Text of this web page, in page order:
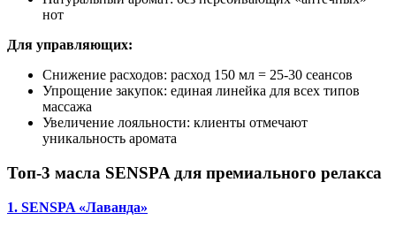
нот
Для управляющих:
Снижение расходов: расход 150 мл = 25-30 сеансов
Упрощение закупок: единая линейка для всех типов
массажа
Увеличение лояльности: клиенты отмечают
уникальность аромата
Топ-3 масла SENSPA для премиального релакса
1. SENSPA «Лаванда»